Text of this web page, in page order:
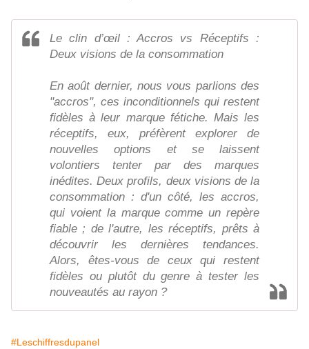
Le clin d’œil : Accros vs Réceptifs :
Deux visions de la consommation
En août dernier, nous vous parlions des
"accros", ces inconditionnels qui restent
fidèles à leur marque fétiche. Mais les
réceptifs, eux, préfèrent explorer de
nouvelles options et se laissent
volontiers tenter par des marques
inédites. Deux profils, deux visions de la
consommation : d'un côté, les accros,
qui voient la marque comme un repère
fiable ; de l'autre, les réceptifs, prêts à
découvrir les dernières tendances.
Alors, êtes-vous de ceux qui restent
fidèles ou plutôt du genre à tester les
nouveautés au rayon ?
#Leschiffresdupanel